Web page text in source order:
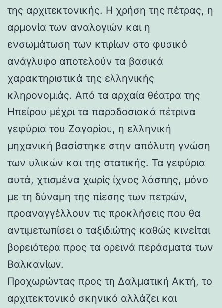
της αρχιτεκτονικής. Η χρήση της πέτρας, η
αρμονία των αναλογιών και η
ενσωμάτωση των κτιρίων στο φυσικό
ανάγλυφο αποτελούν τα βασικά
χαρακτηριστικά της ελληνικής
κληρονομιάς. Από τα αρχαία θέατρα της
Ηπείρου μέχρι τα παραδοσιακά πέτρινα
γεφύρια του Ζαγορίου, η ελληνική
μηχανική βασίστηκε στην απόλυτη γνώση
των υλικών και της στατικής. Τα γεφύρια
αυτά, χτισμένα χωρίς ίχνος λάσπης, μόνο
με τη δύναμη της πίεσης των πετρών,
προαναγγέλλουν τις προκλήσεις που θα
αντιμετωπίσει ο ταξιδιώτης καθώς κινείται
βορειότερα προς τα ορεινά περάσματα των
Βαλκανίων.
Προχωρώντας προς τη Δαλματική Ακτή, το
αρχιτεκτονικό σκηνικό αλλάζει και